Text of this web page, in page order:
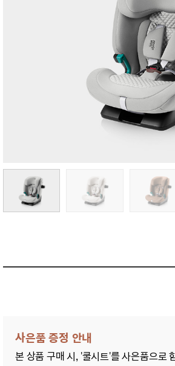
사은품 증정 안내
본 상품 구매 시, '쿨시트'를 사은품으로